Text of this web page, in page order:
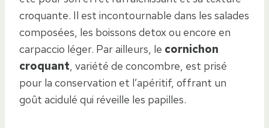
croquante. Il est incontournable dans les salades
composées, les boissons detox ou encore en
carpaccio léger. Par ailleurs, le cornichon
croquant, variété de concombre, est prisé
pour la conservation et l’apéritif, offrant un
goût acidulé qui réveille les papilles.